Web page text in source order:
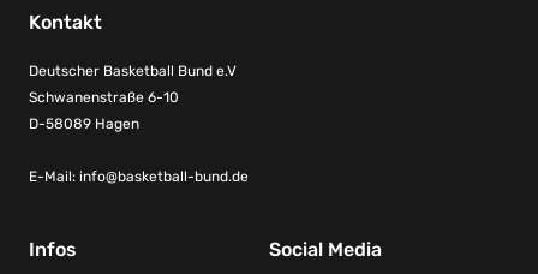
Kontakt
Deutscher Basketball Bund e.V
Schwanenstraße 6-10
D-58089 Hagen
E-Mail: info@basketball-bund.de
Infos Social Media